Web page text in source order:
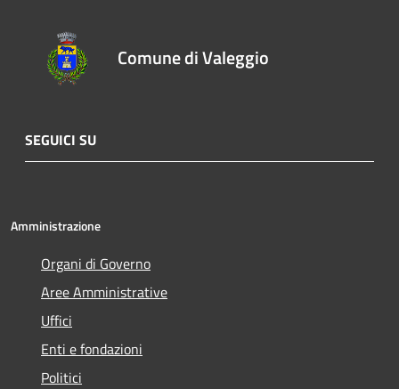
Comune di Valeggio
SEGUICI SU
Amministrazione
Organi di Governo
Aree Amministrative
Uffici
Enti e fondazioni
Politici